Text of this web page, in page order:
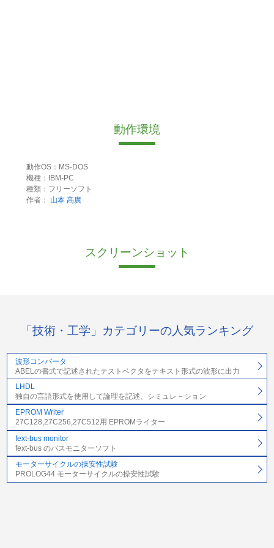
動作環境
動作OS：MS-DOS
機種：IBM-PC
種類：フリーソフト
作者：
山本 高廣
スクリーンショット
「技術・工学」カテゴリーの人気ランキング
波形コンバータ
ABELの書式で記述されたテストベクタをテキスト形式の波形に出力
LHDL
独自の言語形式を使用して論理を記述、シミュレ－ション
EPROM Writer
27C128,27C256,27C512用 EPROMライター
fext-bus monitor
fext-bus のバスモニターソフト
モーターサイクルの操安性試験
PROLOG44 モーターサイクルの操安性試験